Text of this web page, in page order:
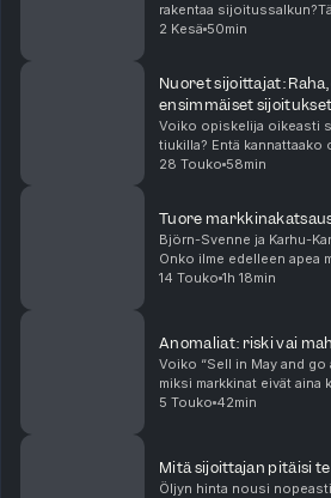
rakentaa
käytännön esimerkkien
2 Kesä 50min
Nuoret sijoittajat:
ensimmäiset
Voiko opiskelija oikeasti
tiukilla? Entä kannattaako
riskejä siihen
28 Touko 58min
Tuore
Björn-Svenne ja Karhu-
Onko ilme edelleen apea
Podissa ihmetellään
14 Touko 1h 18min
Anomaliat: riski vai
Voiko “Sell in May and go
miksi markkinat eivät aina
kuin teoriassa
5 Touko 42min
Mitä sijoittajan pitäisi
Öljyn hinta nousi